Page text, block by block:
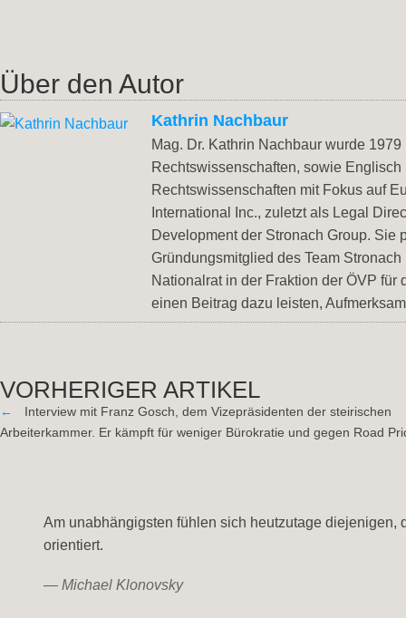
Über den Autor
Kathrin Nachbaur
Mag. Dr. Kathrin Nachbaur wurde
Rechtswissenschaften, sowie
Rechtswissenschaften mit Fokus auf
International Inc., zuletzt als Legal
Development der Stronach Group. Sie
Gründungsmitglied des Team
Nationalrat in der Fraktion der ÖVP
einen Beitrag dazu leisten,
VORHERIGER ARTIKEL
←
Interview mit Franz Gosch, dem Vizepräsidenten der steirischen
Arbeiterkammer. Er kämpft für weniger Bürokratie und gegen Road
Am unabhängigsten fühlen sich heutzutage
orientiert.
— Michael Klonovsky